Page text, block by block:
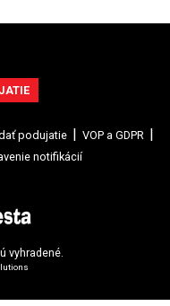
podujatie
VOP a GDPR
notifikácií
vyhradené.